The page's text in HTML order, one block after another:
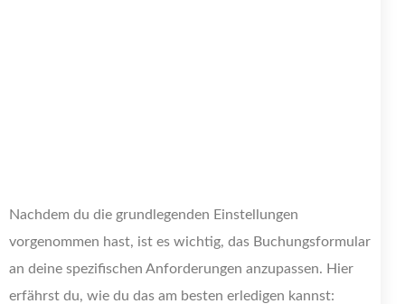
Nachdem du die grundlegenden Einstellungen
vorgenommen hast, ist es wichtig, das Buchungsformular
an deine spezifischen Anforderungen anzupassen. Hier
erfährst du, wie du das am besten erledigen kannst: